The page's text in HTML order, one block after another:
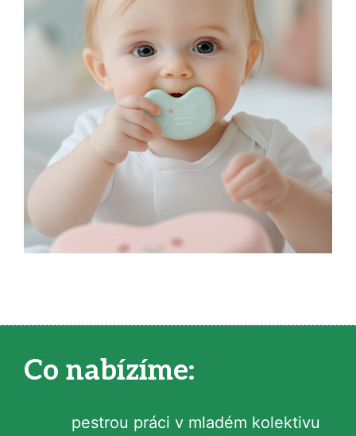
Co nabízíme:
pestrou práci v mladém kolektivu